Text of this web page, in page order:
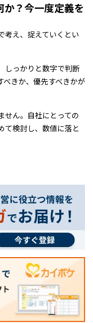
？今一度定義を
考え、捉えていくとい
しっかりと数字で判断
べきか、優先すべきかが
せん。自社にとっての
て検討し、数値に落と